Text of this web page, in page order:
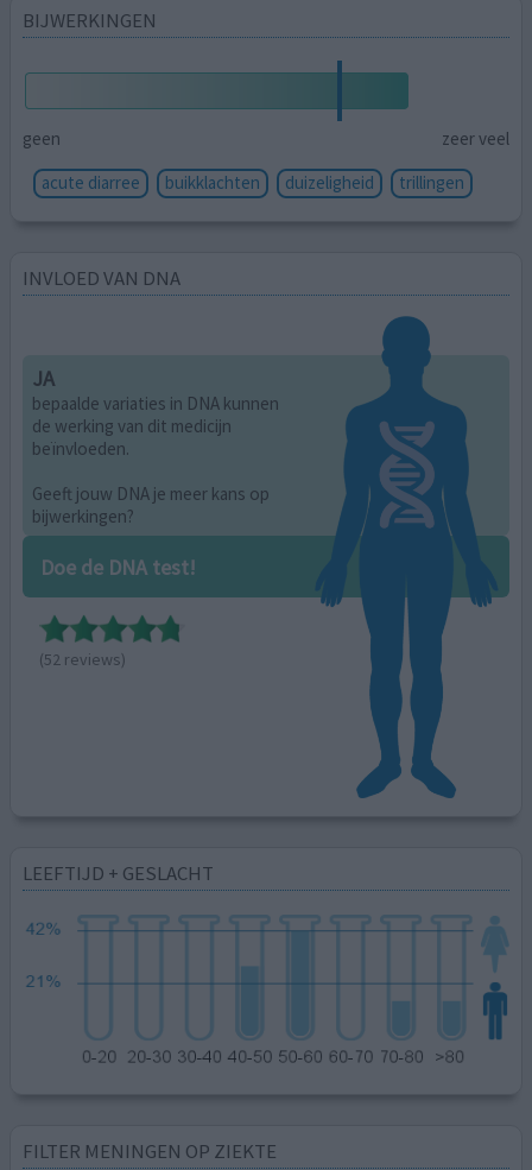
BIJWERKINGEN
geen
zeer veel
acute diarree
buikklachten duizeligheid trillingen
INVLOED VAN DNA
JA
bepaalde variaties in DNA kunnen
de werking van dit medicijn
beïnvloeden.
Geeft jouw DNA je meer kans op
bijwerkingen?
Doe de DNA test!
(52 reviews)
LEEFTIJD + GESLACHT
FILTER MENINGEN OP ZIEKTE